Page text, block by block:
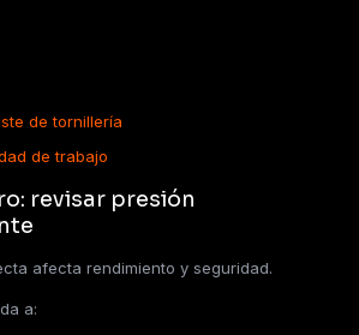
de tornillería
de trabajo
revisar presión
afecta rendimiento y seguridad.
a: